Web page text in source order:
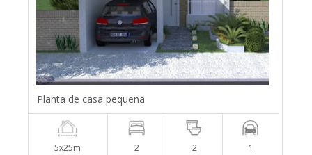
Planta de casa pequena
5x25m 2 2 1